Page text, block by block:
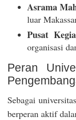
Asrama
luar
Pusat
organisasi
Peran
Sebagai
berperan aktif